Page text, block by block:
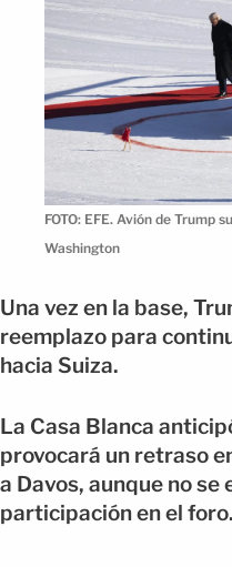
FOTO: EFE. Avión de Trump
Washington
Una vez en la base,
reemplazo para
hacia Suiza.
La Casa Blanca
provocará un retraso
a Davos, aunque no se
participación en el foro.